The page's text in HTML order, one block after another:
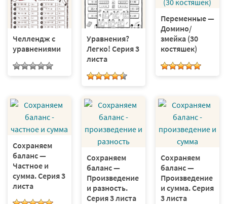
Челлендж с
уравнениями
Уравнения?
Легко! Серия 3
листа
Переменные —
Домино/
змейка (30
костяшек)
Сохраняем
баланс —
Частное и
сумма. Серия 3
листа
Сохраняем
баланс —
Произведение
и разность.
Серия 3 листа
Сохраняем
баланс —
Произведение
и сумма. Серия
3 листа